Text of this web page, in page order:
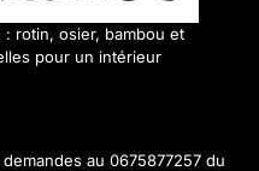
rotin, osier, bambou et
pour un intérieur
au 0675877257 du